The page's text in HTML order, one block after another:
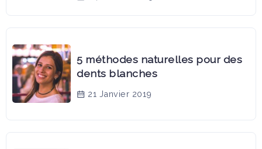
5 méthodes naturelles pour des
dents blanches
21 Janvier 2019